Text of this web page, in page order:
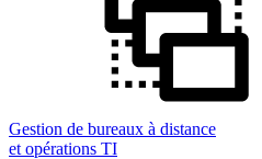
Gestion de bureaux à distance
et opérations TI